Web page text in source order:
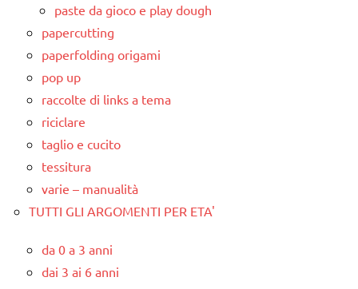
paste da gioco e play dough
papercutting
paperfolding origami
pop up
raccolte di links a tema
riciclare
taglio e cucito
tessitura
varie – manualità
TUTTI GLI ARGOMENTI PER ETA'
da 0 a 3 anni
dai 3 ai 6 anni